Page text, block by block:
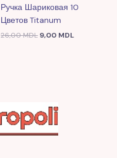
Ручка Шариковая 10
Цветов Titanum
26,00MDL 9,00 MDL